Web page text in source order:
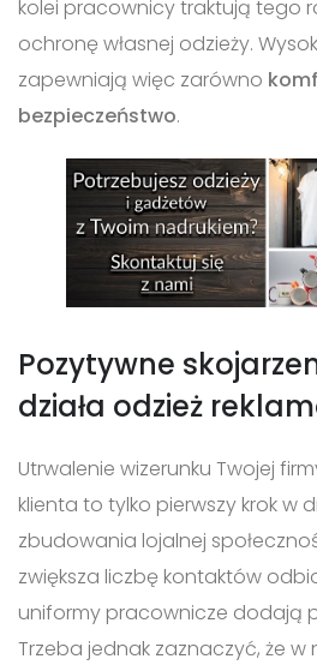
kolei pracownicy traktują tego
ochronę własnej odzieży.
zapewniają więc zarówno
bezpieczeństwo.
Pozytywne
działa odzież
Utrwalenie wizerunku Twojej
klienta to tylko pierwszy krok w
zbudowania lojalnej
zwiększa liczbę kontaktów
uniformy pracownicze dodają
Trzeba jednak zaznaczyć, że w